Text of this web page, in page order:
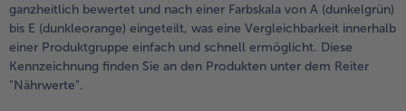
ganzheitlich bewertet und nach einer Farbskala von A (dunkelgrün)
bis E (dunkleorange) eingeteilt, was eine Vergleichbarkeit innerhalb
einer Produktgruppe einfach und schnell ermöglicht. Diese
Kennzeichnung finden Sie an den Produkten unter dem Reiter
"Nährwerte".